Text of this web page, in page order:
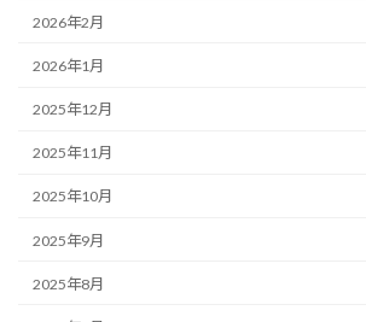
2026年2月
2026年1月
2025年12月
2025年11月
2025年10月
2025年9月
2025年8月